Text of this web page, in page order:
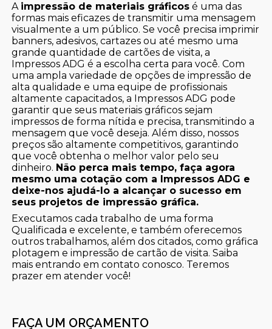
A impressão de materiais gráficos é uma das
formas mais eficazes de transmitir uma mensagem
visualmente a um público. Se você precisa imprimir
banners, adesivos, cartazes ou até mesmo uma
grande quantidade de cartões de visita, a
Impressos ADG é a escolha certa para você. Com
uma ampla variedade de opções de impressão de
alta qualidade e uma equipe de profissionais
altamente capacitados, a Impressos ADG pode
garantir que seus materiais gráficos sejam
impressos de forma nítida e precisa, transmitindo a
mensagem que você deseja. Além disso, nossos
preços são altamente competitivos, garantindo
que você obtenha o melhor valor pelo seu
dinheiro. Não perca mais tempo, faça agora
mesmo uma cotação com a Impressos ADG e
deixe-nos ajudá-lo a alcançar o sucesso em
seus projetos de impressão gráfica.
Executamos cada trabalho de uma forma
Qualificada e excelente, e também oferecemos
outros trabalhamos, além dos citados, como gráfica
plotagem e impressão de cartão de visita. Saiba
mais entrando em contato conosco. Teremos
prazer em atender você!
FAÇA UM ORÇAMENTO